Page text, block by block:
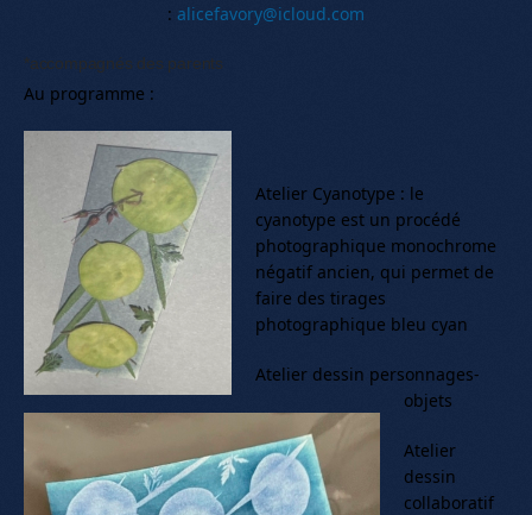
: alicefavory@icloud.com
*accompagnés des parents
Au programme :
Atelier Cyanotype : le
cyanotype est un procédé
photographique monochrome
négatif ancien, qui permet de
faire des tirages
photographique bleu cyan
Atelier dessin personnages-
objets
Atelier
dessin
collaboratif